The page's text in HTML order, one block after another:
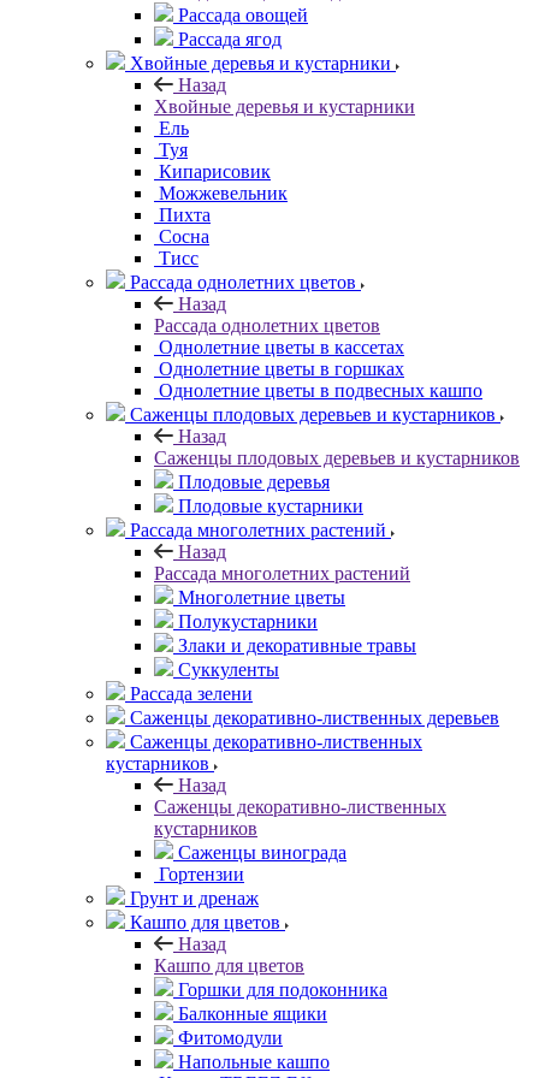
Рассада овощей
Рассада ягод
Хвойные деревья и кустарники
Назад
Хвойные деревья и кустарники
Ель
Туя
Кипарисовик
Можжевельник
Пихта
Сосна
Тисc
Рассада однолетних цветов
Назад
Рассада однолетних цветов
Однолетние цветы в кассетах
Однолетние цветы в горшках
Однолетние цветы в подвесных кашпо
Саженцы плодовых деревьев и кустарников
Назад
Саженцы плодовых деревьев и кустарников
Плодовые деревья
Плодовые кустарники
Рассада многолетних растений
Назад
Рассада многолетних растений
Многолетние цветы
Полукустарники
Злаки и декоративные травы
Суккуленты
Рассада зелени
Саженцы декоративно-лиственных деревьев
Саженцы декоративно-лиственных
кустарников
Назад
Саженцы декоративно-лиственных
кустарников
Саженцы винограда
Гортензии
Грунт и дренаж
Кашпо для цветов
Назад
Кашпо для цветов
Горшки для подоконника
Балконные ящики
Фитомодули
Напольные кашпо